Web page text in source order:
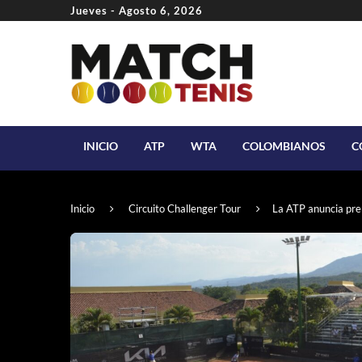
Jueves - Agosto 6, 2026
INICIO ATP WTA COLOMBIANOS
Inicio Circuito Challenger Tour La ATP anuncia